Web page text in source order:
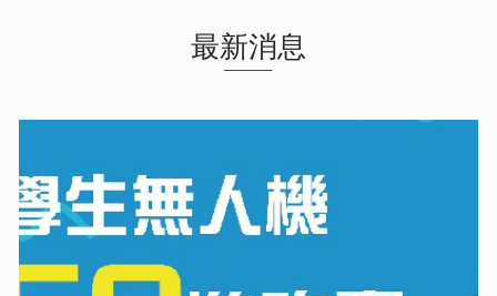
最新消息